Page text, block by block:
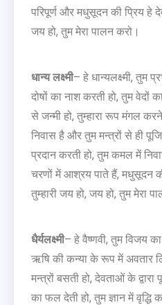
परिपूर्ण और मधुसूदन की प्रिय हे
जय हो, तुम मेरा पालन करो।
धान्य लक्ष्मी– हे धान्यलक्ष्मी, तुम
दोषों का नाश करती हो, तुम वेदों
से जन्मी हो, तुम्हारा रूप मंगल करने
निवास है और तुम मन्त्रों से ही
प्रदान करती हो, तुम कमल में
चरणों में आश्रय पाते हैं, मधुसूदन की
तुम्हारी जय हो, जय हो, तुम मेरा
धैर्यलक्ष्मी– हे वैष्णवी, तुम विजय का
ऋषि की कन्या के रूप में अवतार
मन्त्रों बसती हो, देवताओं के
का फल देती हो, तुम ज्ञान में वृद्धि